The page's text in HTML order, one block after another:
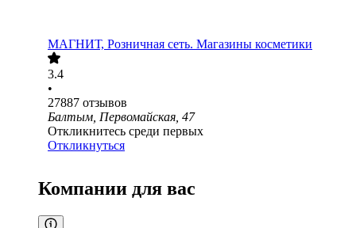
МАГНИТ, Розничная сеть. Магазины косметики
3.4
•
27887 отзывов
Балтым, Первомайская, 47
Откликнитесь среди первых
Откликнуться
Компании для вас